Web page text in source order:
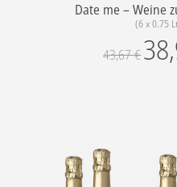
Date me – Weine
(6 x 0.75
43,67€